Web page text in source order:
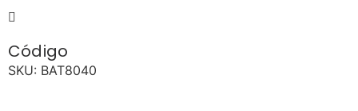
Código
SKU: BAT8040